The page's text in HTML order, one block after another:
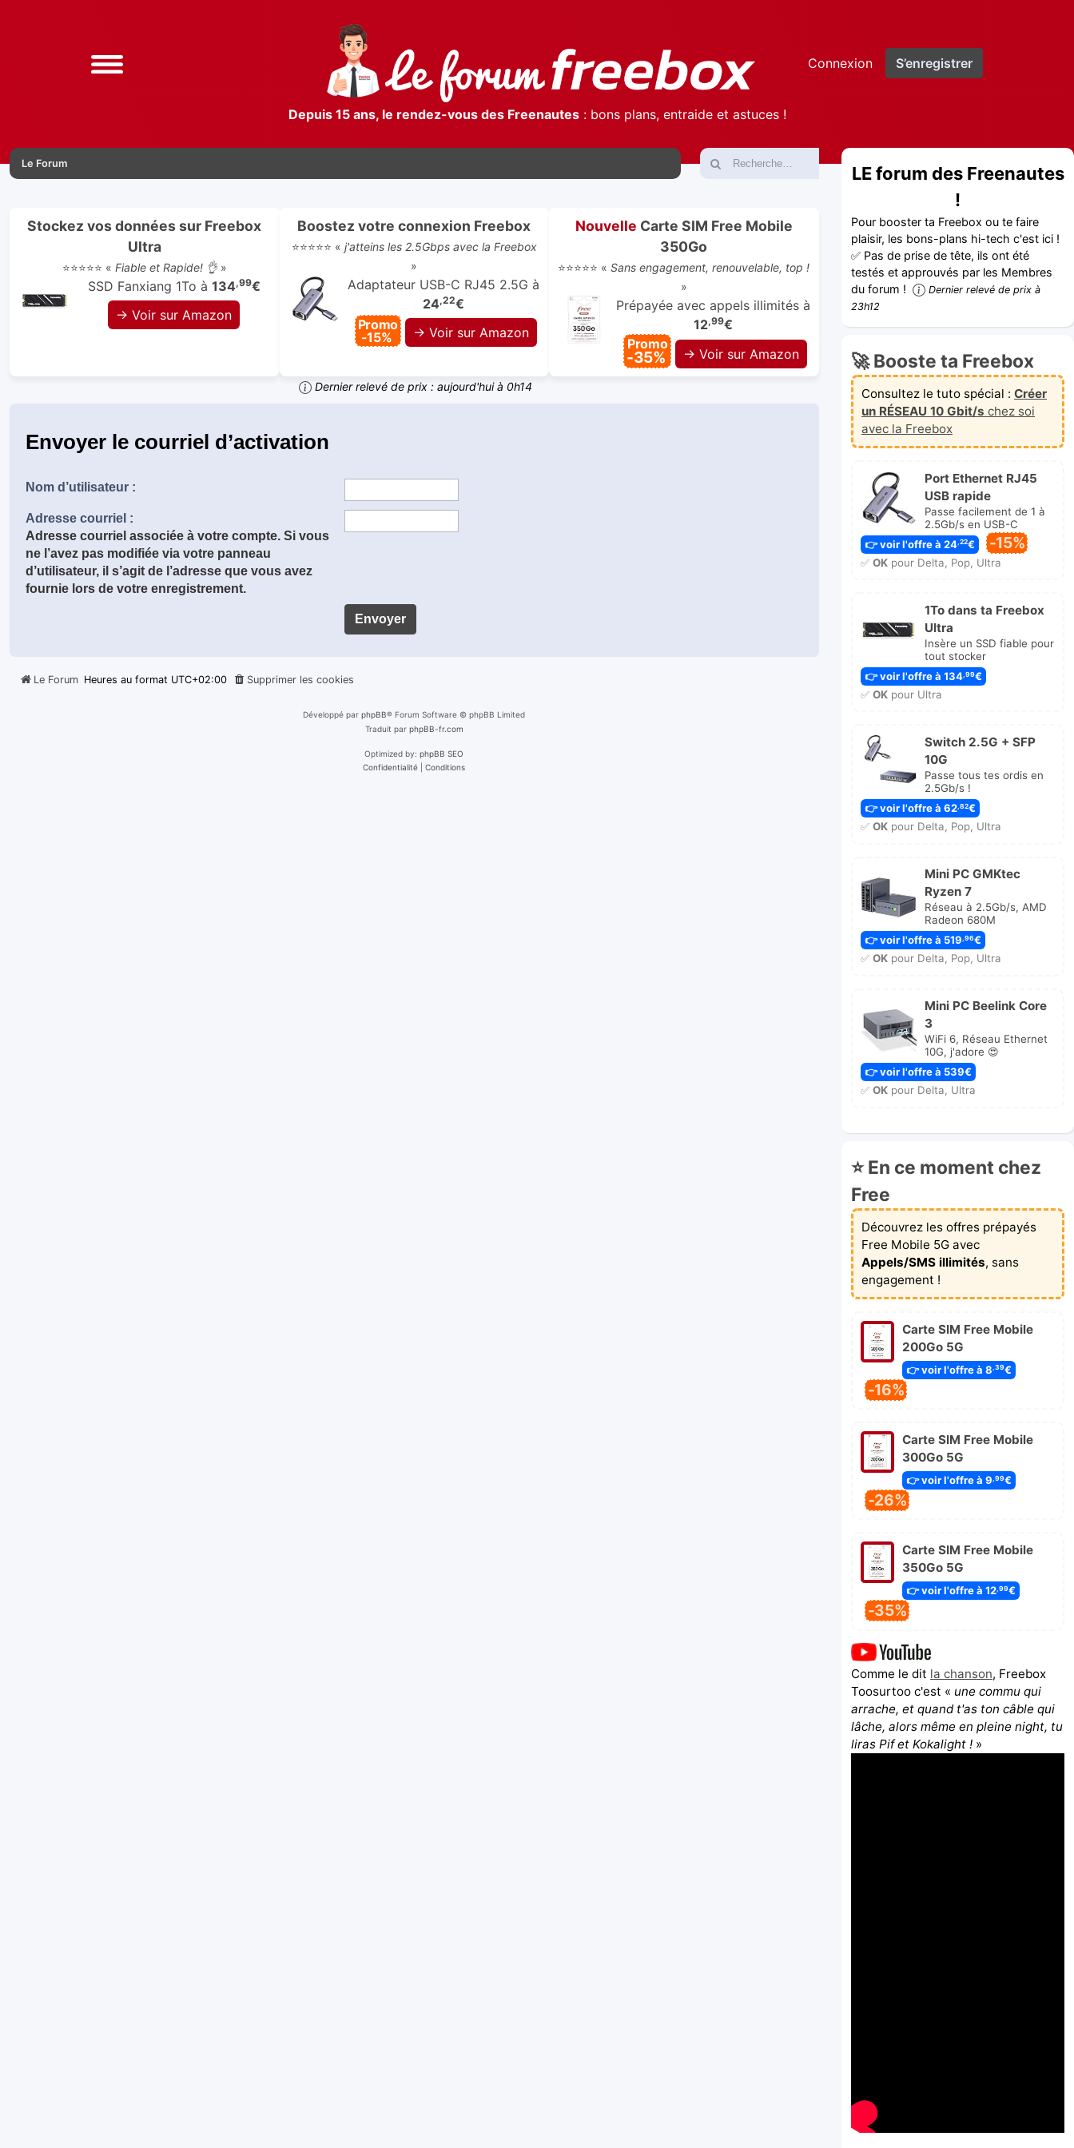
Connexion S’enregistrer
Depuis 15 ans, le rendez-vous des Freenautes: bons plans, entraide et astuces !
Le Forum
Stockez vos données sur Freebox
Ultra
⭐⭐⭐⭐⭐ « Fiable et Rapide! 👌»
SSD Fanxiang 1To à 134,99€
→ Voir sur Amazon
Boostez votre connexion Freebox
⭐⭐⭐⭐⭐ « j'atteins les 2.5Gbps avec la Freebox
»
Adaptateur USB-C RJ45 2.5G à
24,22€
Promo
-15%
→ Voir sur Amazon
Nouvelle Carte SIM Free Mobile
350Go
⭐⭐⭐⭐⭐ «Sans engagement, renouvelable, top !
»
Prépayée avec appels illimités à
12,99€
Promo
-35% → Voir sur Amazon
Dernier relevé de prix : aujourd'hui à 0h14
Envoyer le courriel d’activation
Nom d’utilisateur :
Adresse courriel :
Adresse courriel associée à votre compte. Si vous
ne l’avez pas modifiée via votre panneau
d’utilisateur, il s’agit de l’adresse que vous avez
fournie lors de votre enregistrement.
Le Forum Heures au format UTC+02:00 Supprimer les cookies
Développé parphpBB® Forum Software © phpBB Limited
Traduit par phpBB-fr.com
Optimized by:phpBB SEO
Confidentialité |Conditions
LE forum des Freenautes
!
Pour booster ta Freebox ou te faire
plaisir, les bons-plans hi-tech c'est ici !
✅ Pas de prise de tête, ils ont été
testés et approuvés par les Membres
du forum !
Dernier relevé de prix à
23h12
🚀 Booste ta Freebox
Consultez le tuto spécial : Créer
un RÉSEAU 10 Gbit/s chez soi
avec la Freebox
Port Ethernet RJ45
USB rapide
Passe facilement de 1 à
2.5Gb/s en USB-C
👉 voir l'offre à 24,22€ -15%
✅ OKpour Delta, Pop, Ultra
1To dans ta Freebox
Ultra
Insère un SSD fiable pour
tout stocker
👉 voir l'offre à 134 ,99€
✅ OKpour Ultra
Switch 2.5G + SFP
10G
Passe tous tes ordis en
2.5Gb/s !
👉 voir l'offre à 62,82€
✅ OKpour Delta, Pop, Ultra
Mini PC GMKtec
Ryzen 7
Réseau à 2.5Gb/s, AMD
Radeon 680M
👉 voir l'offre à 519,96€
✅ OKpour Delta, Pop, Ultra
Mini PC Beelink Core
3
WiFi 6, Réseau Ethernet
10G, j'adore 😍
👉 voir l'offre à 539€
✅ OKpour Delta, Ultra
⭐ En ce moment chez
Free
Découvrez les offres prépayés
Free Mobile 5G avec
Appels/SMS illimités, sans
engagement !
Carte SIM Free Mobile
200Go 5G
👉 voir l'offre à 8,39€
-16%
Carte SIM Free Mobile
300Go 5G
👉 voir l'offre à 9 ,99€
-26%
Carte SIM Free Mobile
350Go 5G
👉 voir l'offre à 12,99€
-35%
Comme le dit la chanson, Freebox
Toosurtoo c'est « une commu qui
arrache, et quand t'as ton câble qui
lâche, alors même en pleine night, tu
liras Pif et Kokalight !»